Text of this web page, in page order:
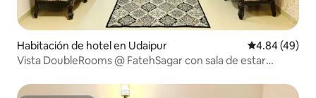
Habitación de hotel en Udaipur Calificación
4.84 (49)
Vista DoubleRooms @ FatehSagar con sala de estar